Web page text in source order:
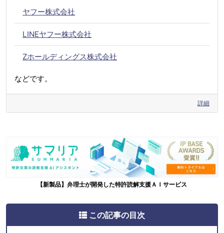
ヤフー株式会社
LINEヤフー株式会社
Zホールディングス株式会社
などです。
詳細
【新製品】弁理士が開発した特許読解支援ＡＩサービス
この記事の目次